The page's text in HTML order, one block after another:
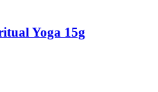
Yoga 15g